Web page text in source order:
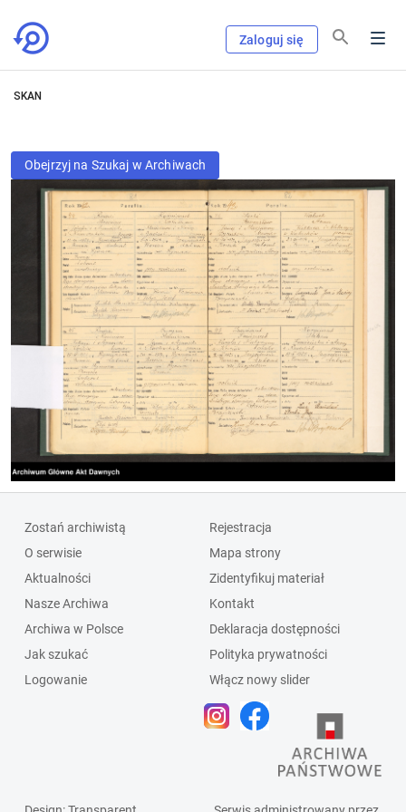
Zaloguj się
SKAN
Obejrzyj na Szukaj w Archiwach
Zostań archiwistą
O serwisie
Aktualności
Nasze Archiwa
Archiwa w Polsce
Jak szukać
Logowanie
Rejestracja
Mapa strony
Zidentyfikuj materiał
Kontakt
Deklaracja dostępności
Polityka prywatności
Włącz nowy slider